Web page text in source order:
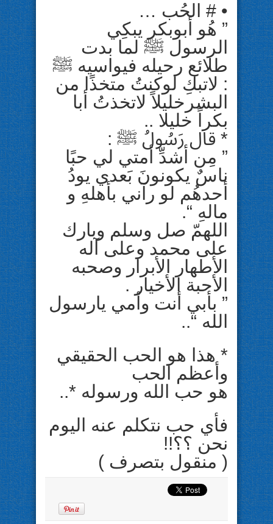
• # ﺍﻟﺤُﺐ …
” ﻫُﻮ ﺃﺑﻮﺑﻜﺮ ﻳﺒﻜِﻲ
ﺍﻟﺮﺳﻮﻝ ﷺ ﻟﻤﺎ ﺑﺪﺕ
ﻃﻼﺋﻊ ﺭﺣﻴﻠﻪ ﻓﻴﻮﺍﺳﻴﻪ ﷺ
: ﻻﺗﺒﻚِ ﻟﻮﻛﻨﺖُ ﻣﺘﺨﺬًﺍ من
البشرخليلاً ﻻﺗﺨﺬﺕُ ﺃﺑﺎ
ﺑﻜﺮاً ﺧﻠﻴﻼ ..
* ﻗﺎﻝ ﺭَﺳُﻮﻝُ ﷺ :
” ﻣِﻦ ﺃﺷﺪِّ ﺃﻣﺘﻲ ﻟﻲ ﺣﺒًﺎ
ﻧﺎﺱٌ ﻳﻜﻮﻧﻮﻥَ ﺑَﻌﺪﻱ ﻳﻮﺩُ
ﺃﺣﺪﻫُﻢ ﻟﻮ ﺭﺁﻧﻲ ﺑﺄﻫﻠﻪِ ﻭ
ﻣﺎﻟﻪِ “.
اللهمّ صل وسلم وبارك
على محمد وعلى آله
الأطهار الأبرار وصحبه
الأحبة الأخيار .
” بأبي أنت وأمي يارسول
الله “..
* هذا هو الحب الحقيقي
وأعظم الحب
هو حب الله ورسوله *..
فأي حب نتكلم عنه اليوم
نحن ؟؟!!
( منقول بتصرف )